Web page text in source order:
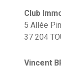
Club
5 Allée
37 204
Vincent